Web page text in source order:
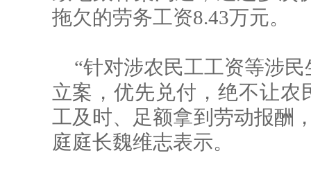
拖欠的劳务工资8.43万元。
“针对涉农民工工资等涉
立案，优先兑付，绝不让农
工及时、足额拿到劳动报酬
庭庭长魏维志表示。